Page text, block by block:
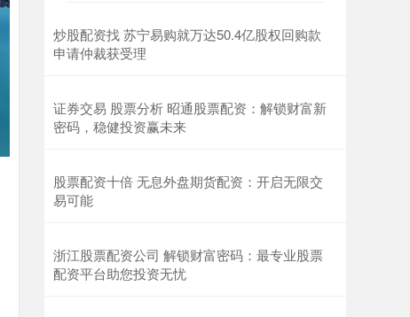
炒股配资找 苏宁易购就万达50.4亿股权回购款
申请仲裁获受理
证券交易 股票分析 昭通股票配资：解锁财富新
密码，稳健投资赢未来
股票配资十倍 无息外盘期货配资：开启无限交
易可能
浙江股票配资公司 解锁财富密码：最专业股票
配资平台助您投资无忧